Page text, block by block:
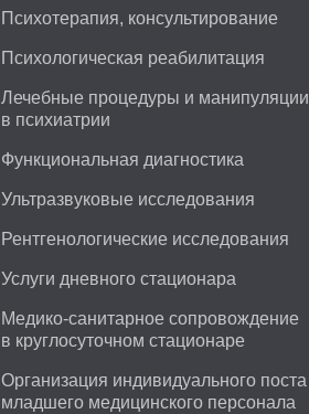
Психотерапия, консультирование
Психологическая реабилитация
Лечебные процедуры и манипуляции
в психиатрии
Функциональная диагностика
Ультразвуковые исследования
Рентгенологические исследования
Услуги дневного стационара
Медико-санитарное сопровождение
в круглосуточном стационаре
Организация индивидуального поста
младшего медицинского персонала